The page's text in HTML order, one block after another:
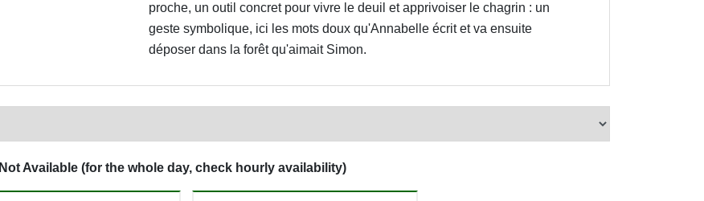
proche, un outil concret pour vivre le deuil et apprivoiser le chagrin : un
geste symbolique, ici les mots doux qu'Annabelle écrit et va ensuite
déposer dans la forêt qu'aimait Simon.
Not Available (for the whole day, check hourly availability)